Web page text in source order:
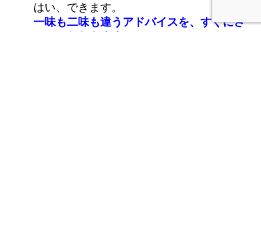
はい、できます。
一味も二味も違うアドバイスを、すぐにさ